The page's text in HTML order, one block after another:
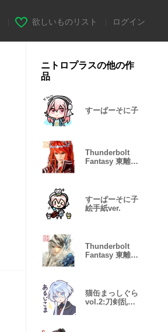
欲しいものリスト ログイン
ニトロプラスの他の作
品
すーぱーそに子
Thunderbolt
Fantasy 東離劍
すーぱーそに子
絵手紙ver.
Thunderbolt
Fantasy 東離劍
猫缶まっしぐら
vol.2:刀剣乱舞